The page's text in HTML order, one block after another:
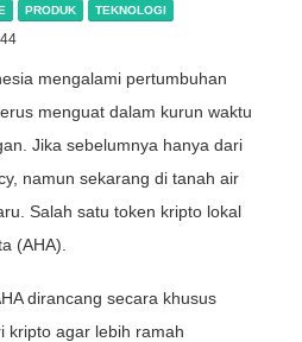
PRODUK TEKNOLOGI
mengalami pertumbuhan
menguat dalam kurun waktu
Jika sebelumnya hanya dari
namun sekarang di tanah air
Salah satu token kripto lokal
(AHA).
dirancang secara khusus
kripto agar lebih ramah